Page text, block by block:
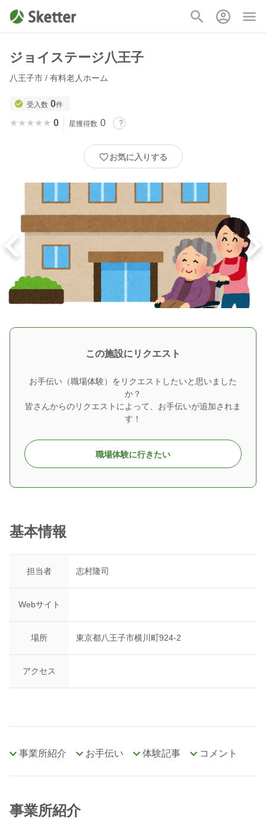
ジョイステージ八王子
八王子市 / 有料老人ホーム
受入数 0件
★★★★★
★★★★★ 0 星獲得数 0
お気に入りする
この施設にリクエスト
お手伝い（職場体験）をリクエストしたいと思いました
か？
皆さんからのリクエストによって、お手伝いが追加されま
す！
職場体験に行きたい
基本情報
担当者 志村隆司
Webサイト
場所 東京都八王子市横川町924-2
アクセス
事業所紹介 お手伝い 体験記事 コメント
事業所紹介